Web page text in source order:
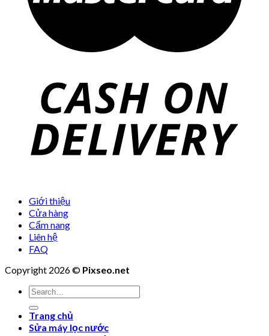
Giới thiệu
Cửa hàng
Cẩm nang
Liên hệ
FAQ
Copyright 2026 © Pixseo.net
Search
for:
Trang chủ
Sửa máy lọc nước